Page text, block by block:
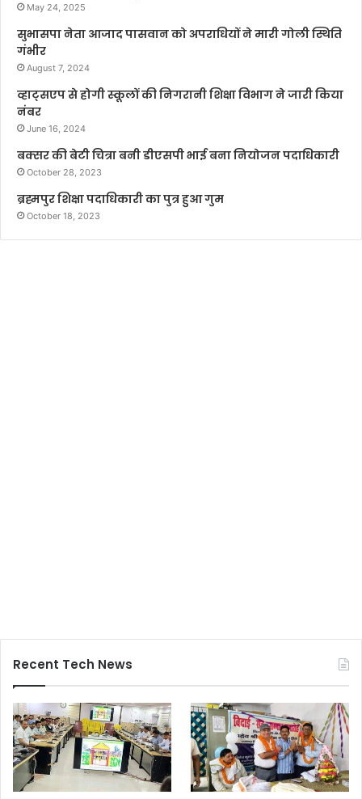
May 24, 2025
सुभासपा नेता आजाद पासवान को अपराधियों ने मारी गोली स्थिति
गंभीर
August 7, 2024
व्हाट्सएप से होगी स्कूलों की निगरानी शिक्षा विभाग ने जारी किया
नंबर
June 16, 2024
बक्सर की बेटी चित्रा बनी डीएसपी भाई बना नियोजन पदाधिकारी
October 28, 2023
ब्रह्मपुर शिक्षा पदाधिकारी का पुत्र हुआ गुम
October 18, 2023
Recent Tech News